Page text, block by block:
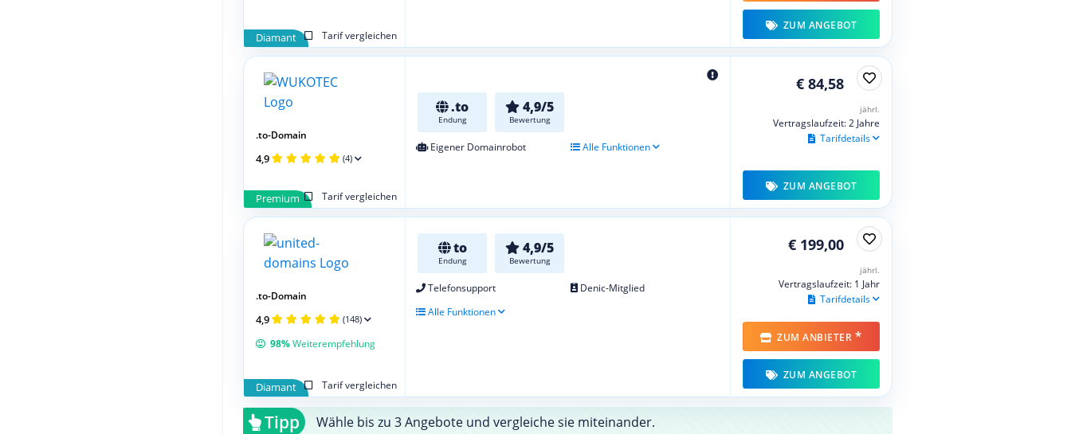
Diamant Tarif vergleichen
ZUM ANGEBOT
.to
Endung
4,9/5
Bewertung
Eigener Domainrobot Alle Funktionen
Premium Tarif vergleichen
.to-Domain
4,9 (4)
€ 84,58
jährl.
Vertragslaufzeit: 2 Jahre
Tarifdetails
ZUM ANGEBOT
to
Endung
4,9/5
Bewertung
Telefonsupport
Denic-Mitglied
Alle Funktionen
Diamant Tarif vergleichen
.to-Domain
4,9 (148)
98%Weiterempfehlung
€ 199,00
jährl.
Vertragslaufzeit: 1 Jahr
Tarifdetails
ZUM ANBIETER *
ZUM ANGEBOT
Tipp Wähle bis zu 3 Angebote und vergleiche sie miteinander.